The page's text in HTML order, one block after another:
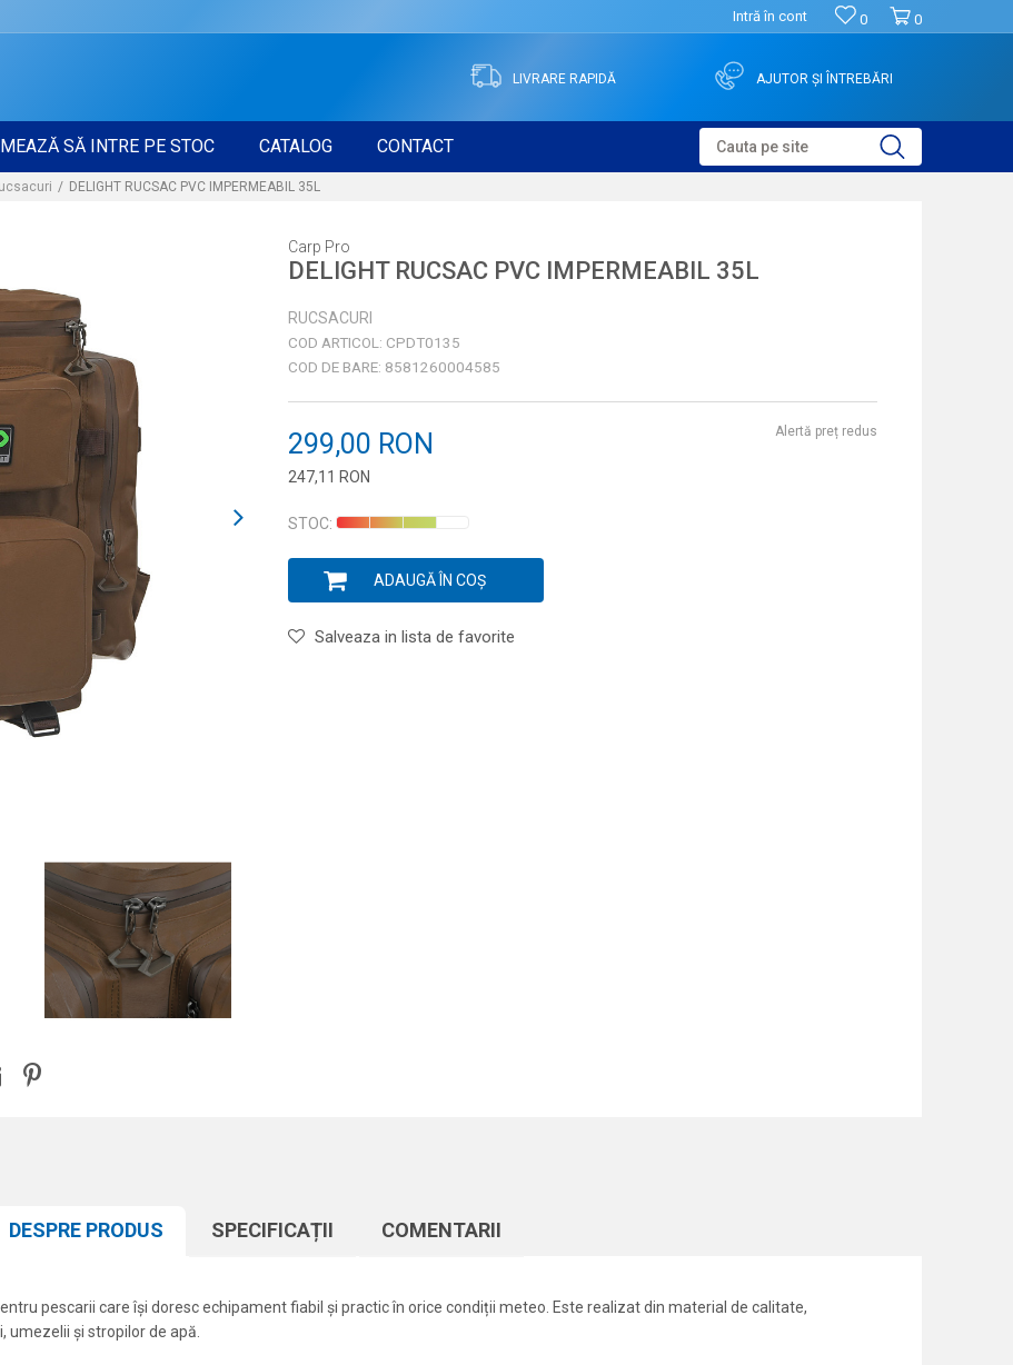
0
0
Intră în cont
LIVRARE RAPIDĂ AJUTOR ȘI ÎNTREBĂRI
SĂ INTRE PE STOC CATALOG CONTACT Cauta pe site
DELIGHT RUCSAC PVC IMPERMEABIL 35L
Carp Pro
DELIGHT RUCSAC PVC IMPERMEABIL 35L
RUCSACURI
COD ARTICOL: CPDT0135
COD DE BARE: 8581260004585
299,00 RON
247,11 RON
Alertă preț redus
STOC:
ADAUGĂ ÎN COȘ
Salveaza in lista de favorite
DESPRE PRODUS SPECIFICAȚII COMENTARII
pescarii care își doresc echipament fiabil și practic în orice condiții meteo. Este realizat din material de calitate,
și stropilor de apă.